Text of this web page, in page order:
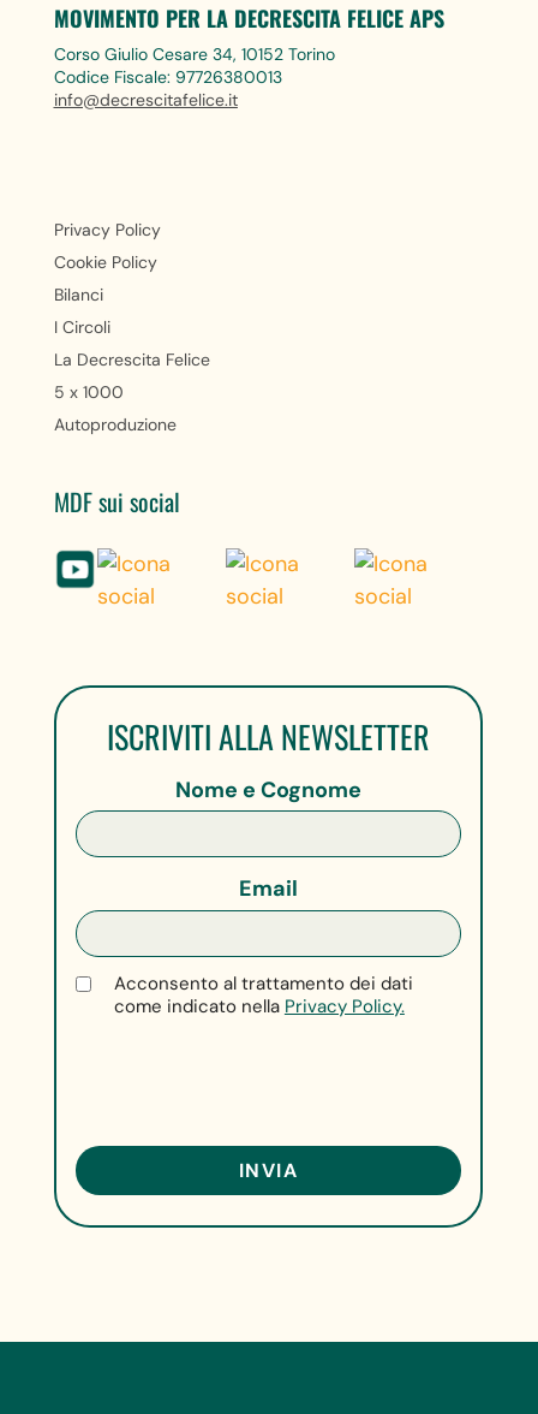
MOVIMENTO PER LA DECRESCITA FELICE APS
Corso Giulio Cesare 34, 10152 Torino
Codice Fiscale: 97726380013
info@decrescitafelice.it
Privacy Policy
Cookie Policy
Bilanci
I Circoli
La Decrescita Felice
5 x 1000
Autoproduzione
MDF sui social
ISCRIVITI ALLA NEWSLETTER
Nome e Cognome
Email
Acconsento al trattamento dei dati
come indicato nella Privacy Policy.